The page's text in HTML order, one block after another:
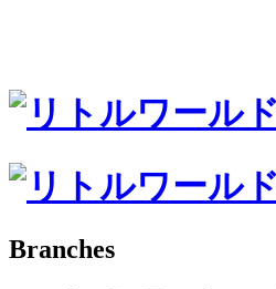
Branches